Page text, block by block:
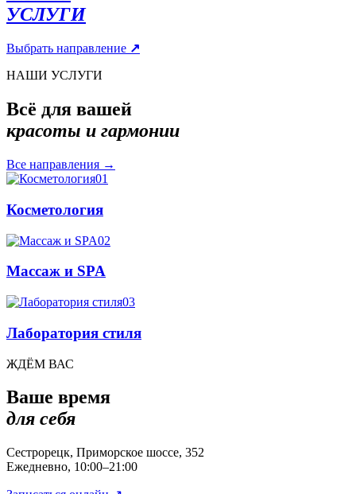
УСЛУГИ
Выбрать направление ↗
НАШИ УСЛУГИ
Всё для вашей
красоты и гармонии
Все направления →
01
Косметология
02
Массаж и SPA
03
Лаборатория стиля
ЖДЁМ ВАС
Ваше время
для себя
Сестрорецк, Приморское шоссе, 352
Ежедневно, 10:00–21:00